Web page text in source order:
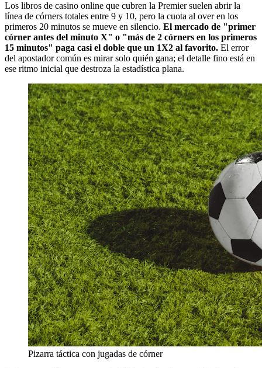
Los libros de casino online que cubren la Premier suelen abrir la
línea de córners totales entre 9 y 10, pero la cuota al over en los
primeros 20 minutos se mueve en silencio. El mercado de "primer
córner antes del minuto X" o "más de 2 córners en los primeros
15 minutos" paga casi el doble que un 1X2 al favorito. El error
del apostador común es mirar solo quién gana; el detalle fino está en
ese ritmo inicial que destroza la estadística plana.
Pizarra táctica con jugadas de córner